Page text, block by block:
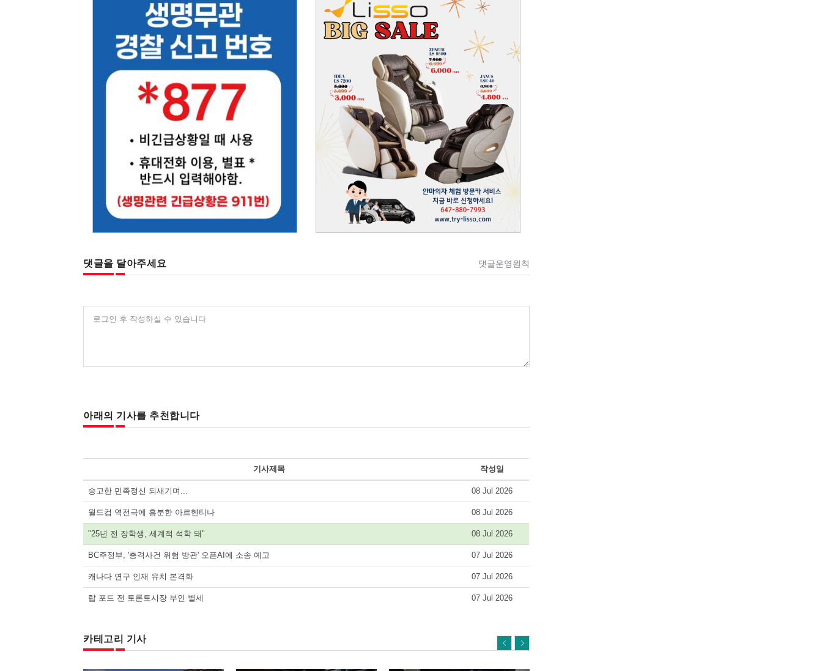
댓글을 달아주세요 댓글운영원칙
로그인 후 작성하실 수 있습니다
아래의 기사를 추천합니다
기사제목 작성일
숭고한 민족정신 되새기며... 08 Jul 2026
월드컵 역전극에 흥분한 아르헨티나 08 Jul 2026
"25년 전 장학생, 세계적 석학 돼" 08 Jul 2026
BC주정부, '총격사건 위험 방관' 오픈AI에 소송 예고 07 Jul 2026
캐나다 연구 인재 유치 본격화 07 Jul 2026
랍 포드 전 토론토시장 부인 별세 07 Jul 2026
카테고리 기사